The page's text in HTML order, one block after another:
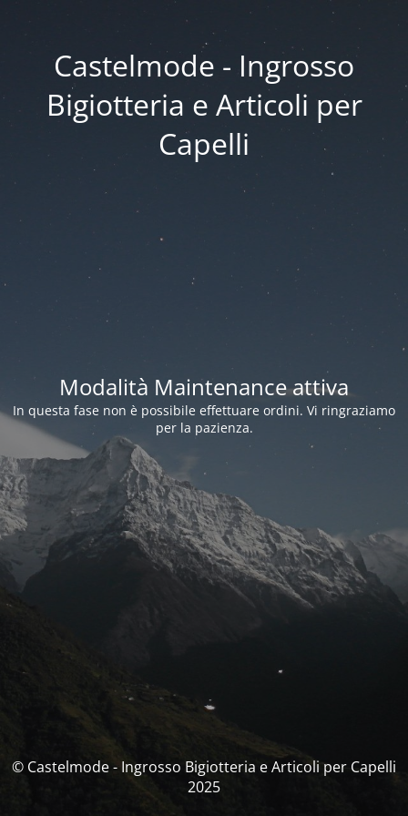
Castelmode - Ingrosso
Bigiotteria e Articoli per
Capelli
Modalità Maintenance attiva
In questa fase non è possibile effettuare ordini. Vi ringraziamo
per la pazienza.
© Castelmode - Ingrosso Bigiotteria e Articoli per Capelli
2025